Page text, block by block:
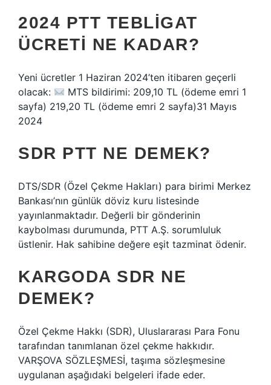
2024 PTT TEBLIGAT
ÜCRETI NE KADAR?
Yeni ücretler 1 Haziran 2024’ten itibaren geçerli
olacak:
MTS bildirimi: 209,10 TL (ödeme emri 1
sayfa) 219,20 TL (ödeme emri 2 sayfa)31 Mayıs
2024
SDR PTT NE DEMEK?
DTS/SDR (Özel Çekme Hakları) para birimi Merkez
Bankası’nın günlük döviz kuru listesinde
yayınlanmaktadır. Değerli bir gönderinin
kaybolması durumunda, PTT A.Ş. sorumluluk
üstlenir. Hak sahibine değere eşit tazminat ödenir.
KARGODA SDR NE
DEMEK?
Özel Çekme Hakkı (SDR), Uluslararası Para Fonu
tarafından tanımlanan özel çekme hakkıdır.
VARŞOVA SÖZLEŞMESİ, taşıma sözleşmesine
uygulanan aşağıdaki belgeleri ifade eder.